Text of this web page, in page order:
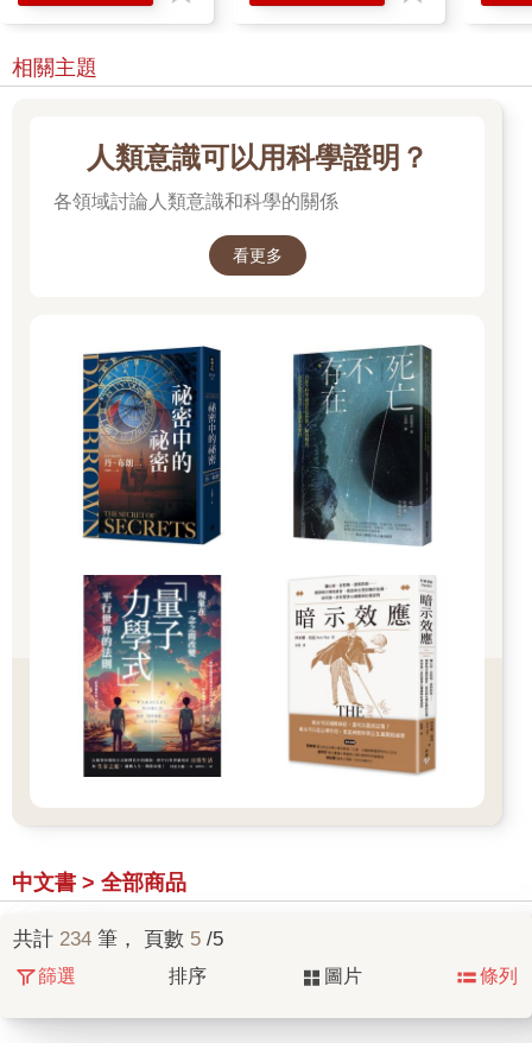
相關主題
人類意識可以用科學證明？
各領域討論人類意識和科學的關係
看更多
中文書 > 全部商品
共計 234 筆， 頁數 5 /5
篩選 排序 圖片 條列